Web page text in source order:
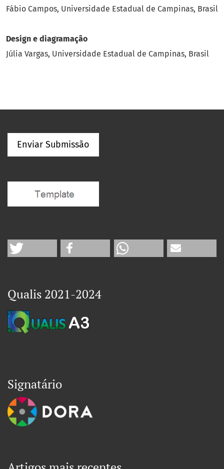
Fábio Campos, Universidade Estadual de Campinas, Brasil
Design e diagramação
Júlia Vargas, Universidade Estadual de Campinas, Brasil
Enviar Submissão
Qualis 2021-2024
Signatário